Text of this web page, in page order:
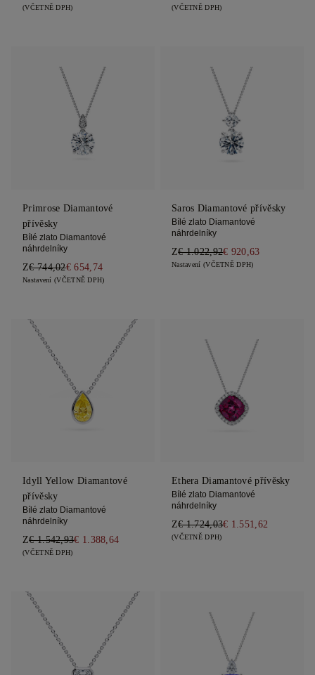
(VČETNĚ DPH) (VČETNĚ DPH)
Primrose Diamantové
přívěsky
Bílé zlato Diamantové
náhrdelníky
Z€ 744,02€ 654,74
Nastavení (VČETNĚ DPH)
Saros Diamantové přívěsky
Bílé zlato Diamantové
náhrdelníky
Z€ 1.022,92€ 920,63
Nastavení (VČETNĚ DPH)
Idyll Yellow Diamantové
přívěsky
Bílé zlato Diamantové
náhrdelníky
Z€ 1.542,93€ 1.388,64
(VČETNĚ DPH)
Ethera Diamantové přívěsky
Bílé zlato Diamantové
náhrdelníky
Z€ 1.724,03€ 1.551,62
(VČETNĚ DPH)